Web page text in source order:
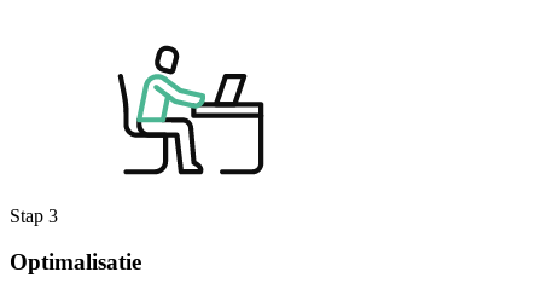
Stap 3
Optimalisatie